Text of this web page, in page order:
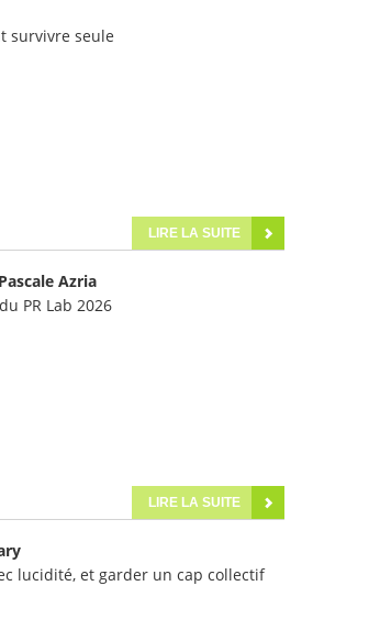
survivre seule
LIRE LA SUITE
Azria
PR Lab 2026
LIRE LA SUITE
lucidité, et garder un cap collectif